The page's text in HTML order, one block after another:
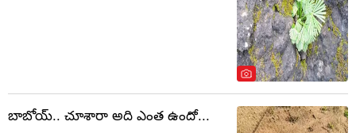
బాబోయ్.. చూశారా అది ఎంత ఉందో...